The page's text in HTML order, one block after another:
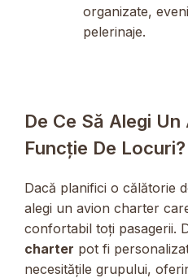
organizate,
pelerinaje.
De Ce Să Alegi
Funcție De Locuri?
Dacă planifici o călătorie
alegi un avion charter
confortabil toți pasagerii.
charter pot fi
necesitățile grupului,